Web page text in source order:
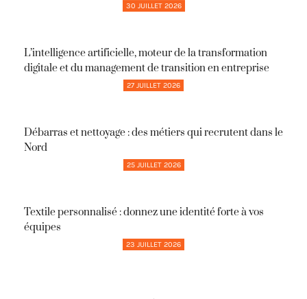
30 JUILLET 2026
L’intelligence artificielle, moteur de la transformation
digitale et du management de transition en entreprise
27 JUILLET 2026
Débarras et nettoyage : des métiers qui recrutent dans le
Nord
25 JUILLET 2026
Textile personnalisé : donnez une identité forte à vos
équipes
23 JUILLET 2026